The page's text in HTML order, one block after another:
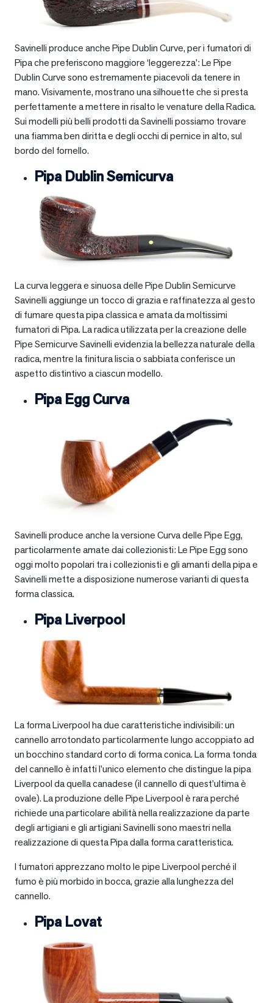
Savinelli produce anche Pipe Dublin Curve, per i fumatori di
Pipa che preferiscono maggiore ‘leggerezza’: Le Pipe
Dublin Curve sono estremamente piacevoli da tenere in
mano. Visivamente, mostrano una silhouette che si presta
perfettamente a mettere in risalto le venature della Radica.
Sui modelli più belli prodotti da Savinelli possiamo trovare
una fiamma ben diritta e degli occhi di pernice in alto, sul
bordo del fornello.
Pipa Dublin Semicurva
La curva leggera e sinuosa delle Pipe Dublin Semicurve
Savinelli aggiunge un tocco di grazia e raffinatezza al gesto
di fumare questa pipa classica e amata da moltissimi
fumatori di Pipa. La radica utilizzata per la creazione delle
Pipe Semicurve Savinelli evidenzia la bellezza naturale della
radica, mentre la finitura liscia o sabbiata conferisce un
aspetto distintivo a ciascun modello.
Pipa Egg Curva
Savinelli produce anche la versione Curva delle Pipe Egg,
particolarmente amate dai collezionisti: Le Pipe Egg sono
oggi molto popolari tra i collezionisti e gli amanti della pipa e
Savinelli mette a disposizione numerose varianti di questa
forma classica.
Pipa Liverpool
La forma Liverpool ha due caratteristiche indivisibili: un
cannello arrotondato particolarmente lungo accoppiato ad
un bocchino standard corto di forma conica. La forma tonda
del cannello è infatti l’unico elemento che distingue la pipa
Liverpool da quella canadese (il cannello di quest’ultima è
ovale). La produzione delle Pipe Liverpool è rara perché
richiede una particolare abilità nella realizzazione da parte
degli artigiani e gli artigiani Savinelli sono maestri nella
realizzazione di questa Pipa dalla forma caratteristica.
I fumatori apprezzano molto le pipe Liverpool perché il
fumo è più morbido in bocca, grazie alla lunghezza del
cannello.
Pipa Lovat